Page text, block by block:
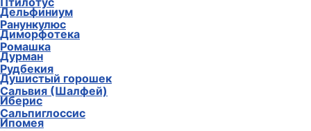
Ранункулюс
Ромашка
Рудбекия
Сальвия (Шалфей)
Сальпиглоссис
Дельфиниум
Диморфотека
Дурман
Душистый горошек
Иберис
Ипомея